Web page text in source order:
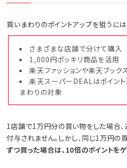
買いまわりのポイントアップを狙うに
さまざまな店舗で分けて購入
1,000円ポッキリ商品を活用
楽天ファッションや楽天ブッ
楽天スーパーDEALはポイン
まわりの対象
1店舗で1万円分の買い物をした場合、
付与されません。しかし、同じ1万円の
ずつ買った場合は、10倍のポイントをゲ